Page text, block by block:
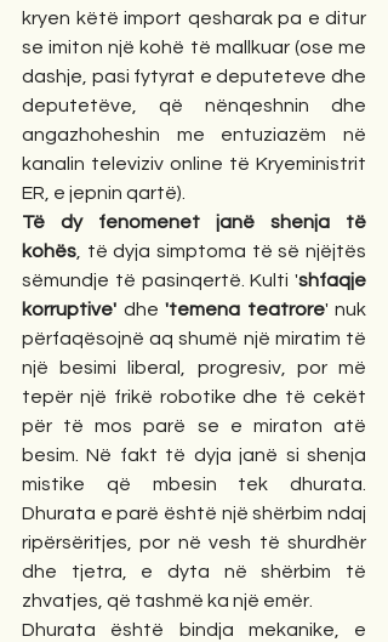
kryen këtë import qesharak pa e ditur
se imiton një kohë të mallkuar (ose me
dashje, pasi fytyrat e deputeteve dhe
deputetëve, që nënqeshnin dhe
angazhoheshin me entuziazëm në
kanalin televiziv online të Kryeministrit
ER, e jepnin qartë).
Të dy fenomenet janë shenja të
kohës , të dyja simptoma të së njëjtës
sëmundje të pasinqertë. Kulti 'shfaqje
korruptive' dhe 'temena teatrore' nuk
përfaqësojnë aq shumë një miratim të
një besimi liberal, progresiv, por më
tepër një frikë robotike dhe të cekët
për të mos parë se e miraton atë
besim. Në fakt të dyja janë si shenja
mistike që mbesin tek dhurata.
Dhurata e parë është një shërbim ndaj
ripërsëritjes, por në vesh të shurdhër
dhe tjetra, e dyta në shërbim të
zhvatjes, që tashmë ka një emër.
Dhurata është bindja mekanike, e